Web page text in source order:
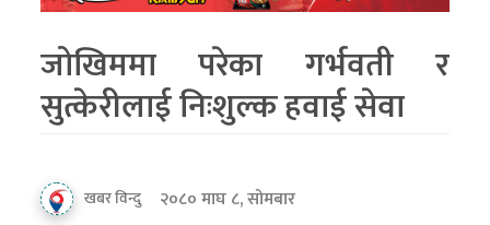
जोखिममा परेका गर्भवती र
सुत्केरीलाई निःशुल्क हवाई सेवा
खबर विन्दु २०८० माघ ८, सोमबार